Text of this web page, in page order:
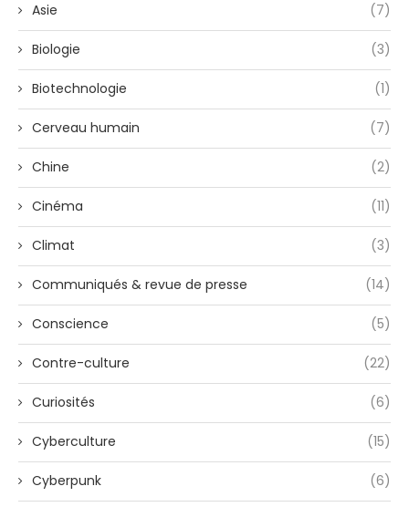
Asie (7)
Biologie (3)
Biotechnologie (1)
Cerveau humain (7)
Chine (2)
Cinéma (11)
Climat (3)
Communiqués & revue de presse (14)
Conscience (5)
Contre-culture (22)
Curiosités (6)
Cyberculture (15)
Cyberpunk (6)